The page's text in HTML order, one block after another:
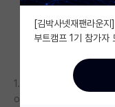
자유 게시판(아무
미국 유학 게시판
미국 대학원 합격
대학원생 모집 게시
1. 연구실 소개
ome?authuser=0)
[김박사넷재팬라운
부트캠프 1기 참가자